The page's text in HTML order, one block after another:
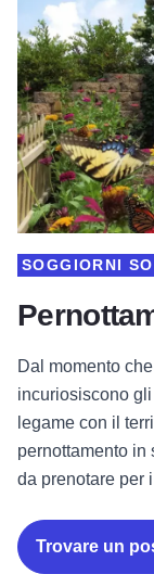
SOGGIORNI
Dal momento
incuriosiscono
legame con il
pernottamento
da prenotare per
Trovare un